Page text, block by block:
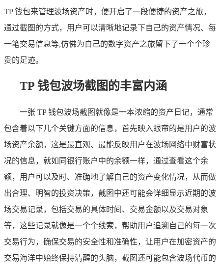
TP 钱包来管理波场资产时，便开启了一段便捷的资产之旅，
通过截图的方式，用户可以清晰地记录下自己的资产情况、每
一笔交易信息等,仿佛为自己的数字资产之旅留下了一个个珍
贵的足迹。
TP 钱包波场截图的丰富内涵
一张 TP 钱包波场截图就像是一本浓缩的资产日记，通常
包含着以下几个关键方面的信息，首先映入眼帘的是用户的波
场资产余额，这是最直观、最能反映用户在波场网络中财富状
况的信息，就如同银行账户中的余额一样，通过查看这个余
额，用户可以及时、准确地了解自己的资产变化情况，从而做
出合理、明智的投资决策，截图中还可能会详细显示近期的波
场交易记录，包括交易的具体时间、交易金额以及交易对象
等，这些记录就像是一个个线索，帮助用户追溯自己的每一次
交易行为，确保交易的安全性和准确性，让用户在加密资产的
交易海洋中始终保持清醒的头脑，截图还可能包含波场代币的